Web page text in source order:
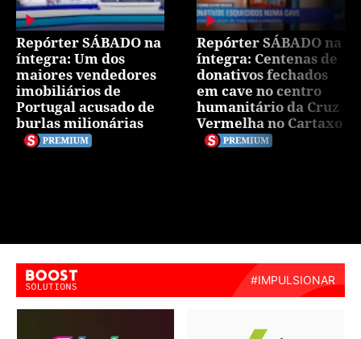
Repórter SÁBADO na
íntegra: Um dos
maiores vendedores
imobiliários de
Portugal acusado de
burlas milionárias
Repórter SÁBADO na
íntegra: Centenas de
donativos fechados
em cave no centro
humanitário da Cruz
Vermelha no Cartaxo